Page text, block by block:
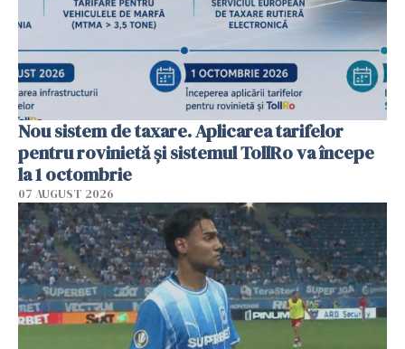
Nou sistem de taxare. Aplicarea tarifelor
pentru rovinietă şi sistemul TollRo va începe
la 1 octombrie
07 AUGUST 2026